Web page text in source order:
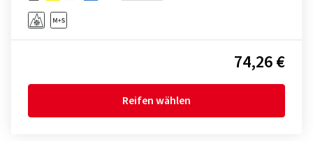
74,26 €
Reifen wählen